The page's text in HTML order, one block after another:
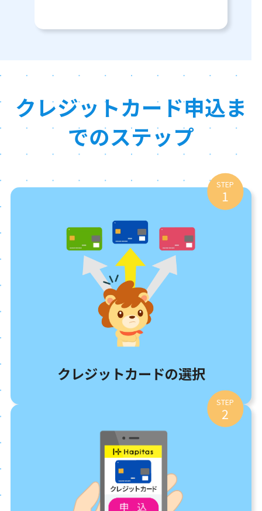
クレジットカード申込ま
でのステップ
STEP
1
クレジットカードの選択
STEP
2